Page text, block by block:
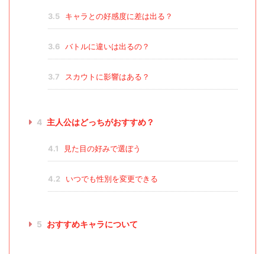
3.5 キャラとの好感度に差は出る？
3.6 バトルに違いは出るの？
3.7 スカウトに影響はある？
4 主人公はどっちがおすすめ？
4.1 見た目の好みで選ぼう
4.2 いつでも性別を変更できる
5 おすすめキャラについて